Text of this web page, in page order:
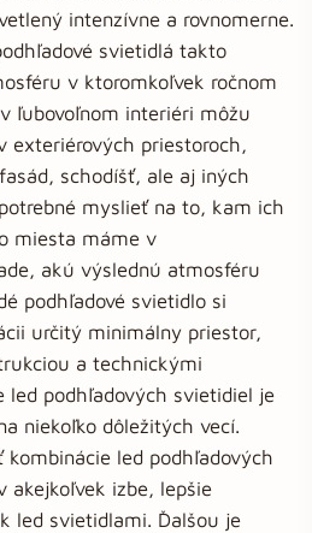
intenzívne a rovnomerne.
svietidlá takto
v ktoromkoľvek ročnom
ľubovoľnom interiéri môžu
exteriérových priestoroch,
schodíšť, ale aj iných
myslieť na to, kam ich
miesta máme v
akú výslednú atmosféru
podhľadové svietidlo si
určitý minimálny priestor,
a technickými
led podhľadových svietidiel je
niekoľko dôležitých vecí.
led podhľadových
akejkoľvek izbe, lepšie
led svietidlami. Ďalšou je